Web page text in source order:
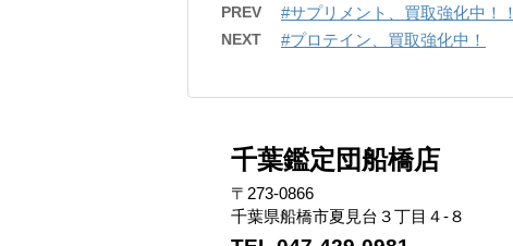
PREV #サプリメント、買取強化中！！
NEXT #プロテイン、買取強化中！
千葉鑑定団船橋店
〒273-0866
千葉県船橋市夏見台３丁目４-８